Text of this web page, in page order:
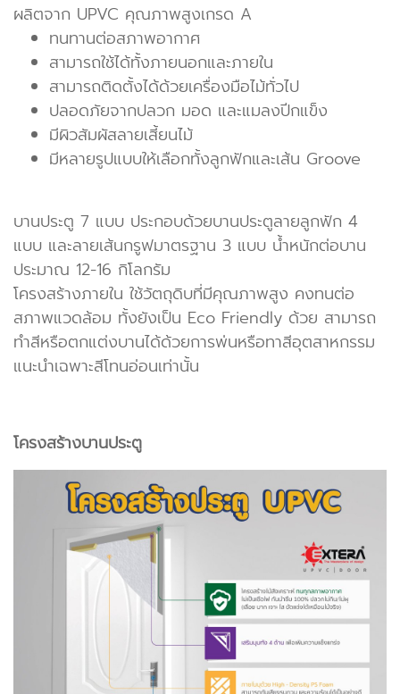
ผลิตจาก UPVC คุณภาพสูงเกรด A
ทนทานต่อสภาพอากาศ
สามารถใช้ได้ทั้งภายนอกและภายใน
สามารถติดตั้งได้ด้วยเครื่องมือไม้ทั่วไป
ปลอดภัยจากปลวก มอด และแมลงปีกแข็ง
มีผิวสัมผัสลายเสี้ยนไม้
มีหลายรูปแบบให้เลือกทั้งลูกฟักและเส้น Groove
บานประตู 7 แบบ ประกอบด้วยบานประตูลายลูกฟัก 4
แบบ และลายเส้นกรูฟมาตรฐาน 3 แบบ น้ำหนักต่อบาน
ประมาณ 12-16 กิโลกรัม
โครงสร้างภายใน ใช้วัตถุดิบที่มีคุณภาพสูง คงทนต่อ
สภาพแวดล้อม ทั้งยังเป็น Eco Friendly ด้วย สามารถ
ทำสีหรือตกแต่งบานได้ด้วยการพ่นหรือทาสีอุตสาหกรรม
แนะนำเฉพาะสีโทนอ่อนเท่านั้น
โครงสร้างบานประตู